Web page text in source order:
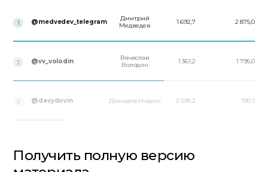
1 @medvedev_telegram
Дмитрий
Медведев
1 692,7 2 875,0
2 @vv_volodin
Вячеслав
Володин
1 361,2 1 795,0
3 @davydovin Давыдов.Индекс 2 038,2 590,1
Получить полную версию